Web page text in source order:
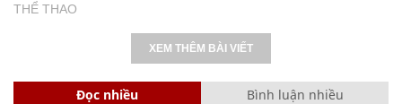
THỂ THAO
XEM THÊM BÀI VIẾT
Đọc nhiều Bình luận nhiều